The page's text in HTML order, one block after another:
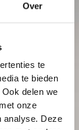
Over
te
te bieden
delen we
onze
analyse. Deze